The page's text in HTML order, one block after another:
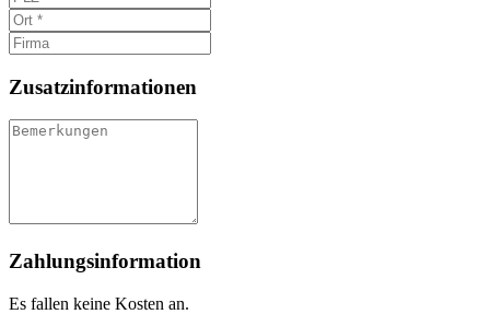
Zusatzinformationen
Zahlungsinformation
Es fallen keine Kosten an.